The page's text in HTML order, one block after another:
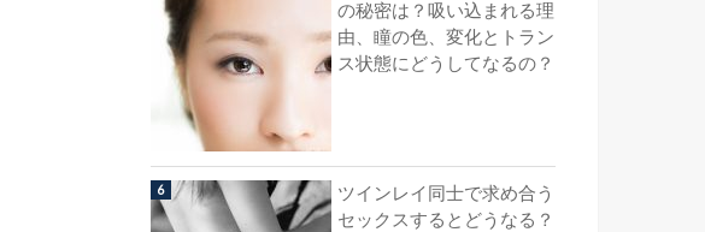
の秘密は？吸い込まれる理
由、瞳の色、変化とトラン
ス状態にどうしてなるの？
ツインレイ同士で求め合う
セックスするとどうなる？